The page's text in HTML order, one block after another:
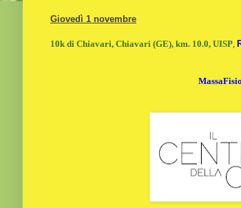
Giovedì 1 novembre
10k di Chiavari, Chiavari (GE), km. 10.0, UISP
MassaFisio